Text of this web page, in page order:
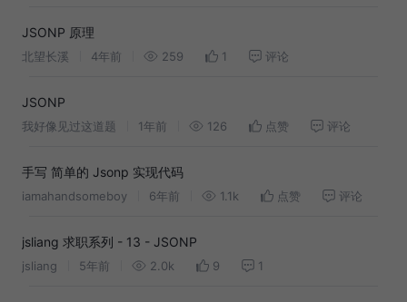
JSONP 原理
北望长溪 4年前 259 1 评论
JSONP
我好像见过这道题 1年前 126 点赞 评论
手写 简单的 Jsonp 实现代码
iamahandsomeboy 6年前 1.1k 点赞 评论
jsliang 求职系列 - 13 - JSONP
jsliang 5年前 2.0k 9 1